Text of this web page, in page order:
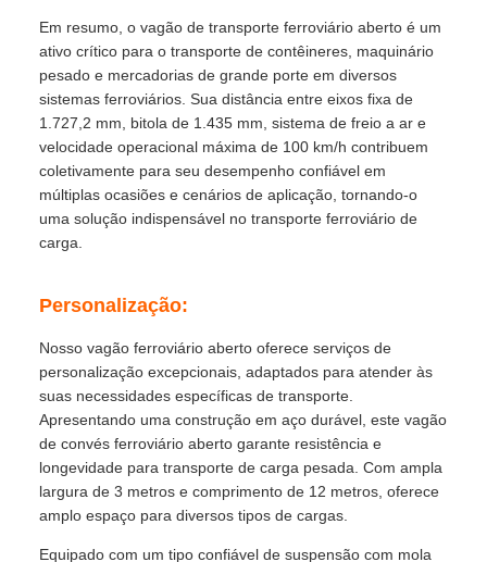
Em resumo, o vagão de transporte ferroviário aberto é um
ativo crítico para o transporte de contêineres, maquinário
pesado e mercadorias de grande porte em diversos
sistemas ferroviários. Sua distância entre eixos fixa de
1.727,2 mm, bitola de 1.435 mm, sistema de freio a ar e
velocidade operacional máxima de 100 km/h contribuem
coletivamente para seu desempenho confiável em
múltiplas ocasiões e cenários de aplicação, tornando-o
uma solução indispensável no transporte ferroviário de
carga.
Personalização:
Nosso vagão ferroviário aberto oferece serviços de
personalização excepcionais, adaptados para atender às
suas necessidades específicas de transporte.
Apresentando uma construção em aço durável, este vagão
de convés ferroviário aberto garante resistência e
longevidade para transporte de carga pesada. Com ampla
largura de 3 metros e comprimento de 12 metros, oferece
amplo espaço para diversos tipos de cargas.
Equipado com um tipo confiável de suspensão com mola